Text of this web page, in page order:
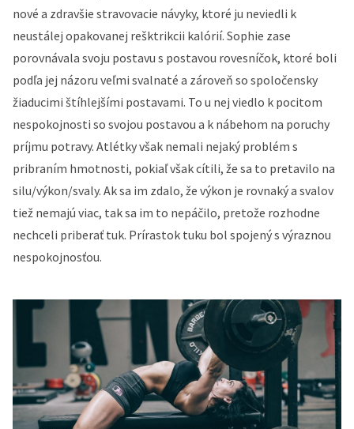
nové a zdravšie stravovacie návyky, ktoré ju neviedli k
neustálej opakovanej rešktrikcii kalórií. Sophie zase
porovnávala svoju postavu s postavou rovesníčok, ktoré boli
podľa jej názoru veľmi svalnaté a zároveň so spoločensky
žiaducimi štíhlejšími postavami. To u nej viedlo k pocitom
nespokojnosti so svojou postavou a k nábehom na poruchy
príjmu potravy. Atlétky však nemali nejaký problém s
pribraním hmotnosti, pokiaľ však cítili, že sa to pretavilo na
silu/výkon/svaly. Ak sa im zdalo, že výkon je rovnaký a svalov
tiež nemajú viac, tak sa im to nepáčilo, pretože rozhodne
nechceli priberať tuk. Prírastok tuku bol spojený s výraznou
nespokojnosťou.